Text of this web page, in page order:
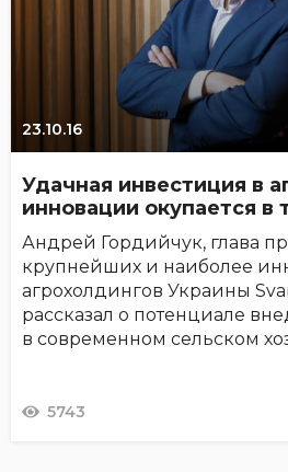
23.10.16
Удачная инвестиция в
инновации окупается в
Андрей Гордийчук, глава
крупнейших и наиболее
агрохолдингов Украины
рассказал о потенциале
в современном сельском
5743